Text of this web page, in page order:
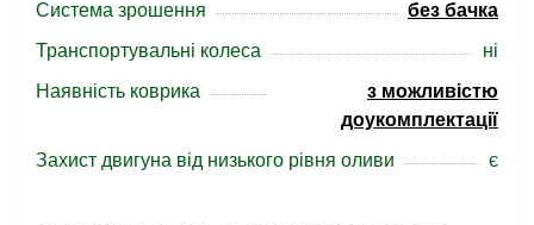
Система зрошення
без бачка
Транспортувальні колеса
ні
Наявність коврика
з можливістю
доукомплектації
Захист двигуна від низького рівня оливи
є